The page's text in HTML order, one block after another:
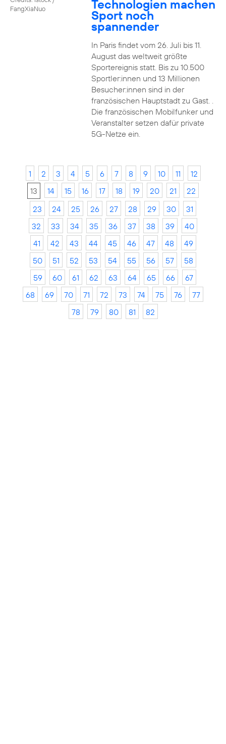
FangXiaNuo
Technologien machen
Sport noch
spannender
In Paris findet vom 26. Juli bis 11.
August das weltweit größte
Sportereignis statt. Bis zu 10.500
Sportler:innen und 13 Millionen
Besucher:innen sind in der
französischen Hauptstadt zu Gast. .
Die französischen Mobilfunker und
Veranstalter setzen dafür private
5G-Netze ein.
1 2 3 4 5 6 7 8 9 10 11
12
13
14 15 16 17 18 19 20 21
22
23
24 25 26 27 28 29 30
31
32
33 34 35 36 37 38 39
40
41
42 43 44 45 46 47 48
49
50
51 52 53 54 55 56 57
58
59
60 61 62 63 64 65 66
67
68
69 70 71 72 73 74 75 76
77
78
79 80 81 82